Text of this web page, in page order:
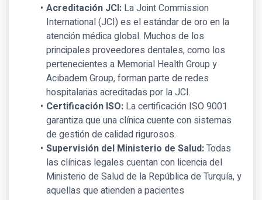
Acreditación JCI:La Joint Commission
International (JCI) es el estándar de oro en la
atención médica global. Muchos de los
principales proveedores dentales, como los
pertenecientes a Memorial Health Group y
Acıbadem Group, forman parte de redes
hospitalarias acreditadas por la JCI.
Certificación ISO:La certificación ISO 9001
garantiza que una clínica cuente con sistemas
de gestión de calidad rigurosos.
Supervisión del Ministerio de Salud:Todas
las clínicas legales cuentan con licencia del
Ministerio de Salud de la República de Turquía, y
aquellas que atienden a pacientes